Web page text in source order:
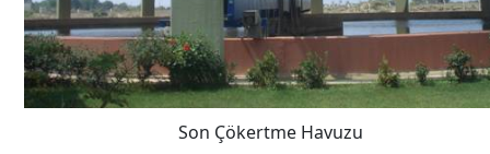
Son Çökertme Havuzu